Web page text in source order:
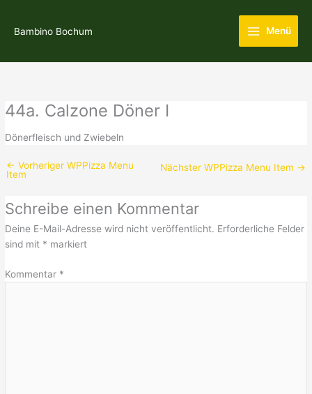
springen
Bambino Bochum
Main
Menu
Menü
44a. Calzone Döner I
Dönerfleisch und Zwiebeln
← Vorheriger WPPizza Menu
Item
Nächster WPPizza Menu Item →
Schreibe einen Kommentar
Deine E-Mail-Adresse wird nicht veröffentlicht. Erforderliche Felder
sind mit * markiert
Kommentar *